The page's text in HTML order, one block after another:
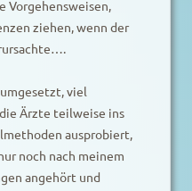
Vorgehensweisen,
ziehen, wenn der
viel
Ärzte teilweise ins
ausprobiert,
noch nach meinem
angehört und